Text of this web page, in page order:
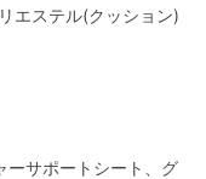
エステル(クッション)
サポートシート、グ